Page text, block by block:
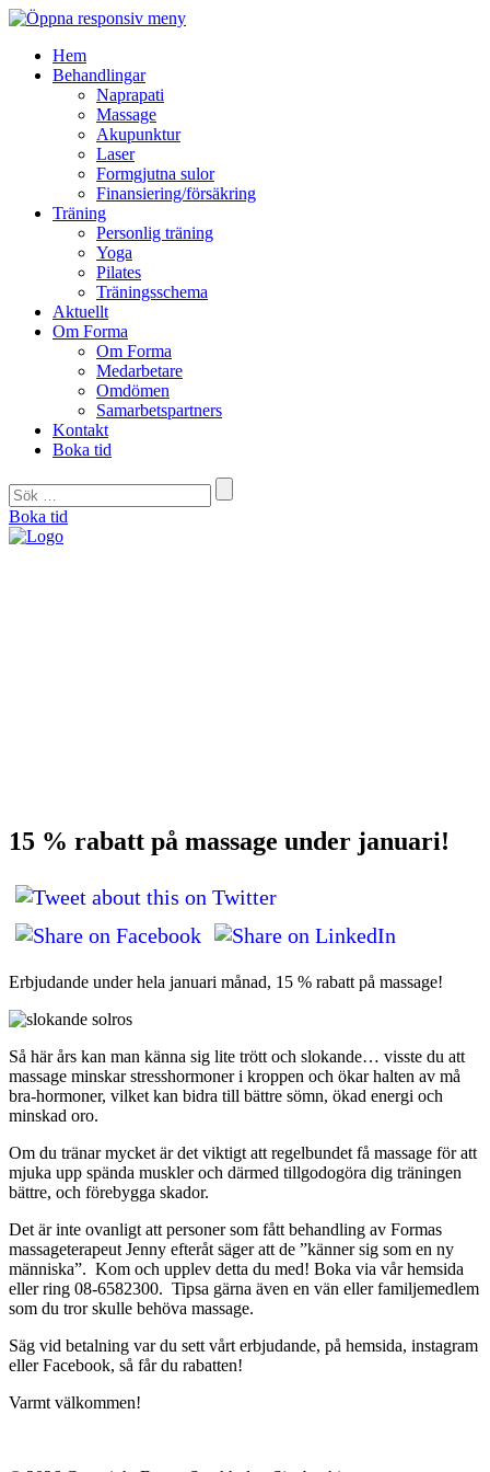
Hem
Behandlingar
Naprapati
Massage
Akupunktur
Laser
Formgjutna sulor
Finansiering/försäkring
Träning
Personlig träning
Yoga
Pilates
Träningsschema
Aktuellt
Om Forma
Om Forma
Medarbetare
Omdömen
Samarbetspartners
Kontakt
Boka tid
Boka tid
15 % rabatt på massage under januari!
Erbjudande under hela januari månad, 15 % rabatt på massage!
Så här års kan man känna sig lite trött och slokande… visste du att
massage minskar stresshormoner i kroppen och ökar halten av må
bra-hormoner, vilket kan bidra till bättre sömn, ökad energi och
minskad oro.
Om du tränar mycket är det viktigt att regelbundet få massage för att
mjuka upp spända muskler och därmed tillgodogöra dig träningen
bättre, och förebygga skador.
Det är inte ovanligt att personer som fått behandling av Formas
massageterapeut Jenny efteråt säger att de ”känner sig som en ny
människa”. Kom och upplev detta du med! Boka via vår hemsida
eller ring 08-6582300. Tipsa gärna även en vän eller familjemedlem
som du tror skulle behöva massage.
Säg vid betalning var du sett vårt erbjudande, på hemsida, instagram
eller Facebook, så får du rabatten!
Varmt välkommen!